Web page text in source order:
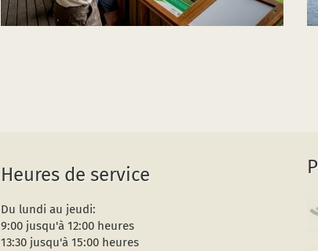
Heures de service
Du lundi au jeudi:
9:00 jusqu'à 12:00 heures
13:30 jusqu'à 15:00 heures